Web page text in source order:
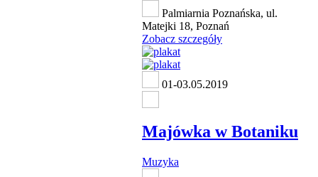
Palmiarnia Poznańska, ul.
Matejki 18, Poznań
Zobacz szczegóły
01-03.05.2019
Majówka w Botaniku
Muzyka